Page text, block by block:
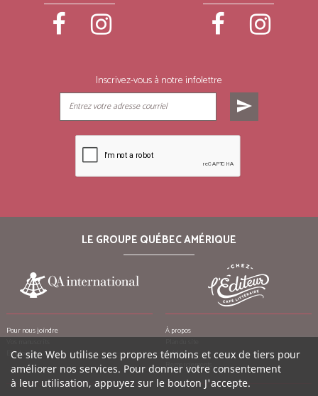
Inscrivez-vous à notre infolettre
send
LE GROUPE QUÉBEC AMÉRIQUE
Pour nous joindre
Emplois
À propos
Crédits
Remerciements
Ce site Web utilise ses propres témoins et ceux de tiers pour
améliorer nos services. Pour donner votre consentement
à leur utilisation, appuyez sur le bouton J'accepte.